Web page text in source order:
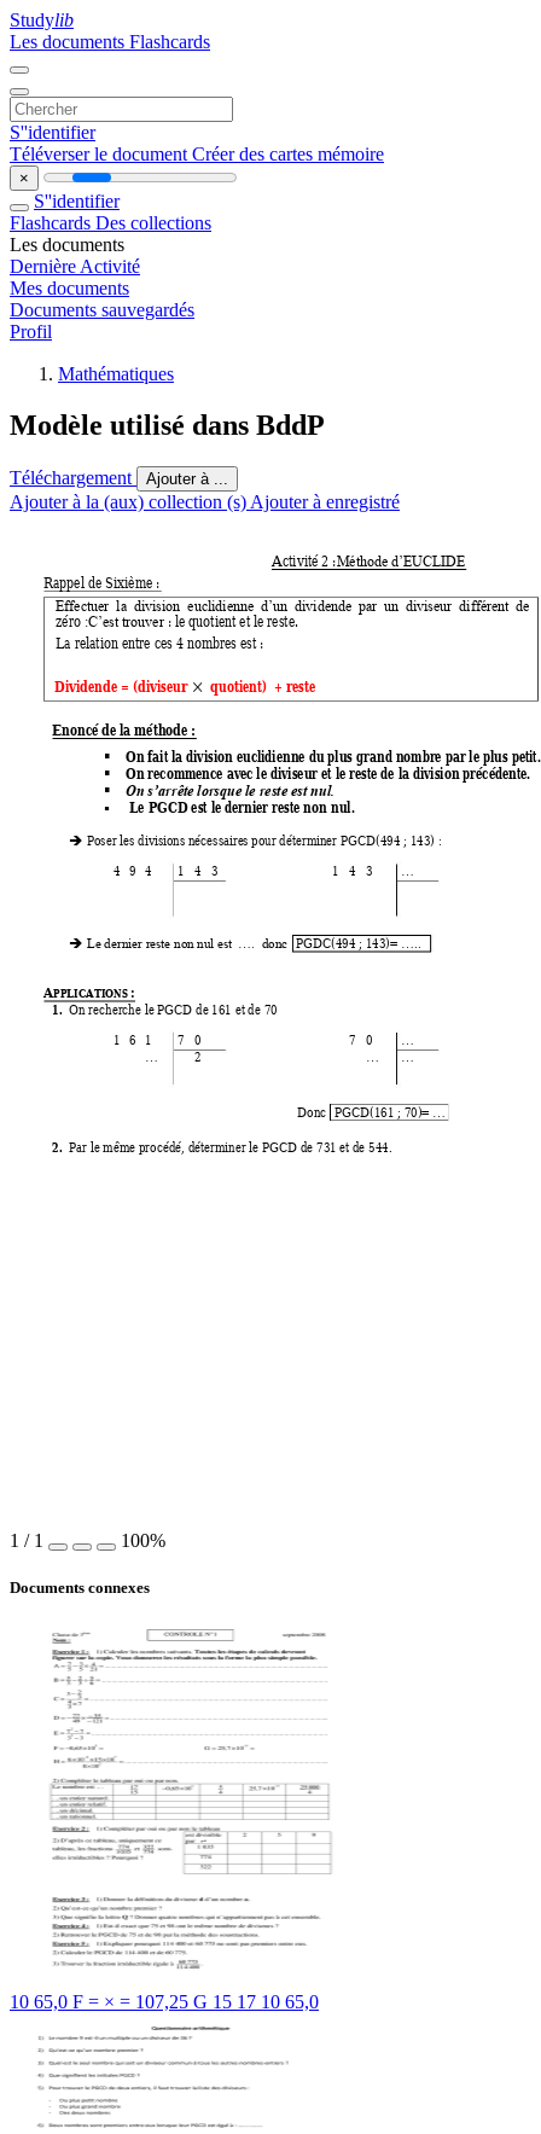
Studylib
Les documents Flashcards
S''identifier
Téléverser le document Créer des cartes mémoire
×
S''identifier
Flashcards Des collections
Les documents
Dernière Activité
Mes documents
Documents sauvegardés
Profil
Mathématiques
Modèle utilisé dans BddP
Téléchargement Ajouter à ...
Ajouter à la (aux) collection (s) Ajouter à enregistré
Activité 2 :Méthode d’EUCLIDE
Rappel de Sixième :
Effectuer  la  division  euclidienne  d’un  dividende  par un  diviseur  différent  de
zéro :C’est trouver : le quotient et le reste.
La relation entre ces 4 nombres est :
Dividende = (diviseur  quotient)  + reste
Enoncé de la méthode :
 On fait la division euclidienne du plus grand nombre par le plus
 On recommence avec le diviseur et le reste de la division précédente.
 On s’arrête lorsque le reste est nul.
 Le PGCD est le dernier reste non nul.
 Poser les divisions nécessaires pour déterminer PGCD(494 ; 143) :
4 9 4 1 4 3 1 4 3 …
 Le dernier reste non nul est ….  donc PGDC(494 ; 143)= …..
APPLICATIONS :
1. On recherche le PGCD de 161 et de 70
1 6 1 7 0 7 0
…
2 … …
Donc PGCD(161 ; 70)=
2. Par le même procédé, déterminer le PGCD de 731 et de 544.
1 / 1 100%
Documents connexes
10 65,0 F = × = 107,25 G 15 17 10 65,0